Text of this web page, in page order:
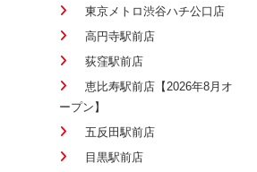
東京メトロ渋谷ハチ公口店
高円寺駅前店
荻窪駅前店
恵比寿駅前店【2026年8月オ
ープン】
五反田駅前店
目黒駅前店